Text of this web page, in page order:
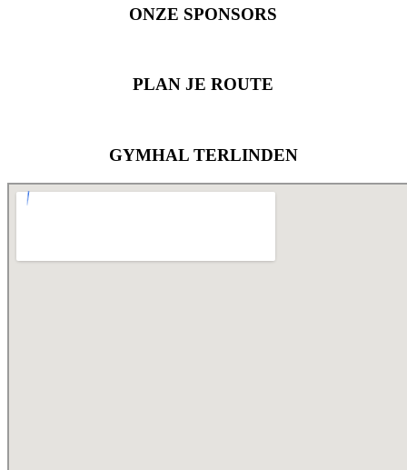
ONZE SPONSORS
PLAN JE ROUTE
GYMHAL TERLINDEN